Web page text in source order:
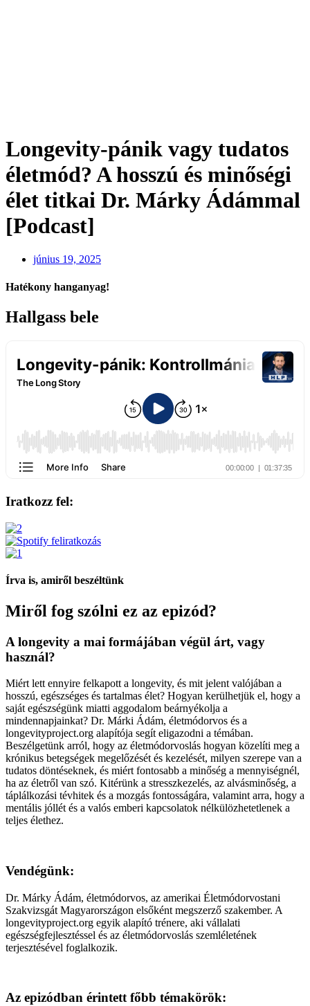
Longevity-pánik vagy tudatos
életmód? A hosszú és minőségi
élet titkai Dr. Márky Ádámmal
[Podcast]
június 19, 2025
Hatékony hanganyag!
Hallgass bele
Iratkozz fel:
Írva is, amiről beszéltünk
Miről fog szólni ez az epizód?
A longevity a mai formájában végül árt, vagy
használ?
Miért lett ennyire felkapott a longevity, és mit jelent valójában a
hosszú, egészséges és tartalmas élet? Hogyan kerülhetjük el, hogy a
saját egészségünk miatti aggodalom beárnyékolja a
mindennapjainkat? Dr. Márki Ádám, életmódorvos és a
longevityproject.org alapítója segít eligazodni a témában.
Beszélgetünk arról, hogy az életmódorvoslás hogyan közelíti meg a
krónikus betegségek megelőzését és kezelését, milyen szerepe van a
tudatos döntéseknek, és miért fontosabb a minőség a mennyiségnél,
ha az életről van szó. Kitérünk a stresszkezelés, az alvásminőség, a
táplálkozási tévhitek és a mozgás fontosságára, valamint arra, hogy a
mentális jóllét és a valós emberi kapcsolatok nélkülözhetetlenek a
teljes élethez.
Vendégünk:
Dr. Márky Ádám, életmódorvos, az amerikai Életmódorvostani
Szakvizsgát Magyarországon elsőként megszerző szakember. A
longevityproject.org egyik alapító trénere, aki vállalati
egészségfejlesztéssel és az életmódorvoslás szemléletének
terjesztésével foglalkozik.
Az epizódban érintett főbb témakörök: